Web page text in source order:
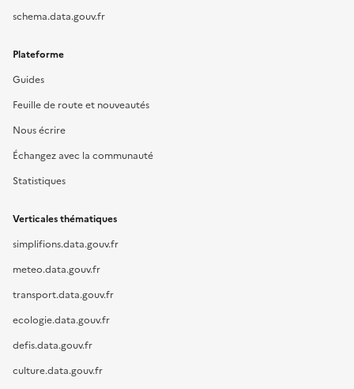
schema.data.gouv.fr
Plateforme
Guides
Feuille de route et nouveautés
Nous écrire
Échangez avec la communauté
Statistiques
Verticales thématiques
simplifions.data.gouv.fr
meteo.data.gouv.fr
transport.data.gouv.fr
ecologie.data.gouv.fr
defis.data.gouv.fr
culture.data.gouv.fr